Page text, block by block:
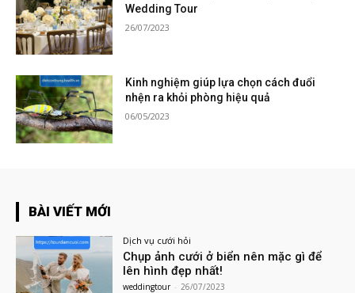
Wedding Tour
26/07/2023
Kinh nghiệm giúp lựa chọn cách đuổi
nhện ra khỏi phòng hiệu quả
06/05/2023
BÀI VIẾT MỚI
Dịch vụ cưới hỏi
Chụp ảnh cưới ở biển nên mặc gì để
lên hình đẹp nhất!
weddingtour - 26/07/2023